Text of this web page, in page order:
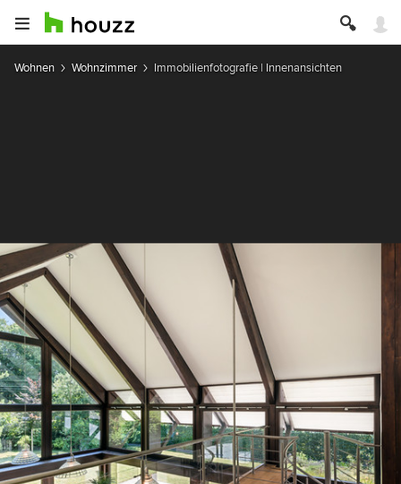
Wohnen Wohnzimmer Immobilienfotografie | Innenansichten